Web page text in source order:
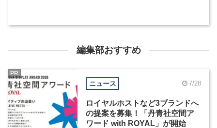
編集部おすすめ
ニュース 7/28
ロイヤルホストなど3ブランドへ
の提案を募集！「丹青社空間ア
ワード with ROYAL」が開始
PR